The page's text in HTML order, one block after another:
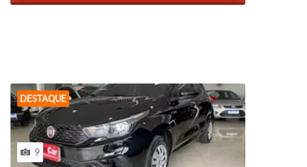
DESTAQUE
9